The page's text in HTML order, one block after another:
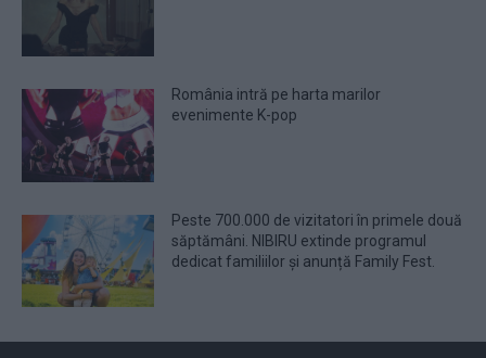
România intră pe harta marilor
evenimente K-pop
Peste 700.000 de vizitatori în primele două
săptămâni. NIBIRU extinde programul
dedicat familiilor și anunță Family Fest.